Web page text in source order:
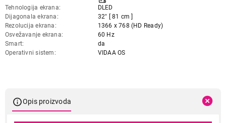
Tehnologija ekrana
DLED
Dijagonala ekrana
32" [ 81 cm ]
Rezolucija ekrana
1366 x 768 (HD Ready)
Osvežavanje ekrana
60 Hz
Smart
da
Operativni sistem
VIDAA OS
Opis proizvoda